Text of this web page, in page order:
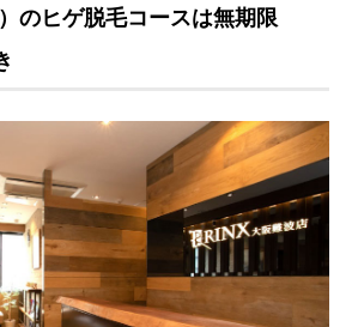
のヒゲ脱毛コースは無期限